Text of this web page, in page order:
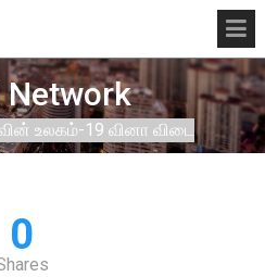
Network
உலகம்-19 வினா விடை
0